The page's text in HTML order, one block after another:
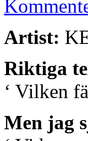
Artist:
Riktiga
‘ Vilken
Men jag